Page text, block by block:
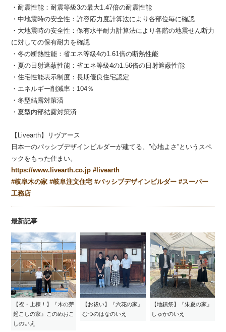
・耐震性能：耐震等級3の最大1.47倍の耐震性能
・中地震時の安全性：許容応力度計算法により各部位毎に確認
・大地震時の安全性：保有水平耐力計算法により各階の地震せん断力
に対しての保有耐力を確認
・冬の断熱性能：省エネ等級4の1.61倍の断熱性能
・夏の日射遮蔽性能：省エネ等級4の1.56倍の日射遮蔽性能
・住宅性能表示制度：長期優良住宅認定
・エネルギー削減率：104％
・冬型結露対策済
・夏型内部結露対策済
【Livearth】リヴアース
日本一のパッシブデザインビルダーが建てる、”心地よさ”というスペ
ックをもった住まい。
https://www.livearth.co.jp # livearth
#岐阜木の家 #岐阜注文住宅 #パッシブデザインビルダー #スーパー
工務店
最新記事
【祝・上棟！】『木の芽
起こしの家』このめおこ
しのいえ
【お祓い】『六花の家』
むつのはなのいえ
【地鎮祭】『朱夏の家』
しゅかのいえ